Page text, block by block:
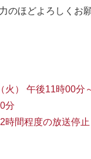
のほどよろしくお
） 午後11時00分
分
時間程度の放送停